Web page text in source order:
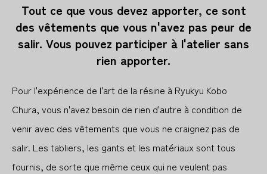
Tout ce que vous devez apporter, ce sont
des vêtements que vous n'avez pas peur de
salir. Vous pouvez participer à l'atelier sans
rien apporter.
Pour l'expérience de l'art de la résine à Ryukyu Kobo
Chura, vous n'avez besoin de rien d'autre à condition de
venir avec des vêtements que vous ne craignez pas de
salir. Les tabliers, les gants et les matériaux sont tous
fournis, de sorte que même ceux qui ne veulent pas